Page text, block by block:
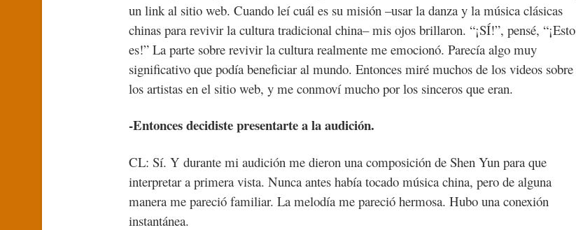
un link al sitio web. Cuando leí cuál es su misión –usar la danza y la música clásicas
chinas para revivir la cultura tradicional china– mis ojos brillaron. “¡SÍ!”, pensé, “¡Esto
es!” La parte sobre revivir la cultura realmente me emocionó. Parecía algo muy
significativo que podía beneficiar al mundo. Entonces miré muchos de los videos sobre
los artistas en el sitio web, y me conmoví mucho por los sinceros que eran.
-Entonces decidiste presentarte a la audición.
CL: Sí. Y durante mi audición me dieron una composición de Shen Yun para que
interpretar a primera vista. Nunca antes había tocado música china, pero de alguna
manera me pareció familiar. La melodía me pareció hermosa. Hubo una conexión
instantánea.